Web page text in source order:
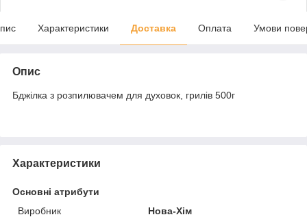
Характеристики Доставка Оплата Умови
Опис
Бджілка з розпилювачем для духовок, грилів 500г
Характеристики
Основні атрибути
Виробник
Нова-Хім